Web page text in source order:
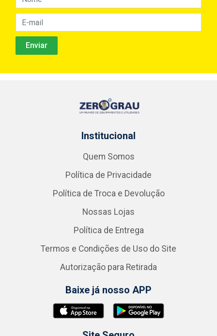
Institucional
Quem Somos
Política de Privacidade
Política de Troca e Devolução
Nossas Lojas
Política de Entrega
Termos e Condições de Uso do Site
Autorização para Retirada
Baixe já nosso APP